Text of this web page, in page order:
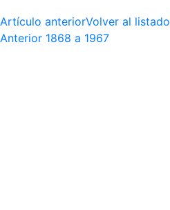
Artículo anteriorVolver al listado
Anterior 1868 a 1967